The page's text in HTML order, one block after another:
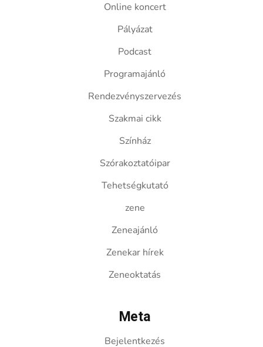
Online koncert
Pályázat
Podcast
Programajánló
Rendezvényszervezés
Szakmai cikk
Színház
Szórakoztatóipar
Tehetségkutató
zene
Zeneajánló
Zenekar hírek
Zeneoktatás
Meta
Bejelentkezés